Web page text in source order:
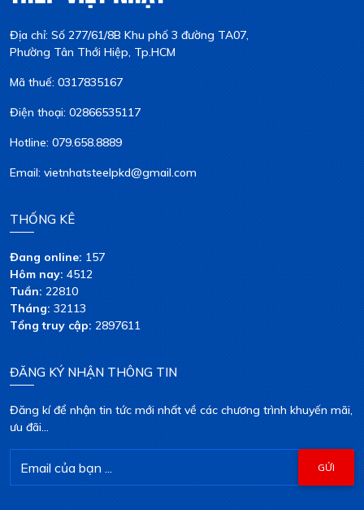
Địa chỉ: Số 277/61/8B Khu phố 3 đường TA07,
Phường Tân Thới Hiệp, Tp.HCM
Mã thuế: 0317835167
Điện thoại: 02866535117
Hotline: 079.658.8889
Email: vietnhatsteelpkd@gmail.com
THỐNG KÊ
Đang online:157
Hôm nay:4512
Tuần:22810
Tháng:32113
Tổng truy cập:2897611
ĐĂNG KÝ NHẬN THÔNG TIN
Đăng kí để nhận tin tức mới nhất về các chương trình khuyến mãi,
ưu đãi...